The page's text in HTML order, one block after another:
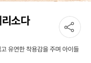
소다
유연한 착용감을 주며 아이들